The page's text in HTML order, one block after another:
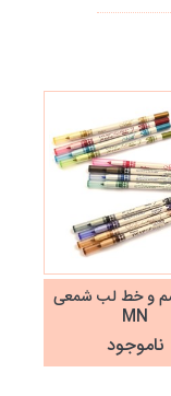
و خط لب شمعی
MN
ناموجود